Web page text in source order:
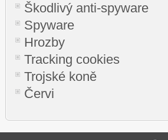
Škodlivý anti-spyware
Spyware
Hrozby
Tracking cookies
Trojské koně
Červi